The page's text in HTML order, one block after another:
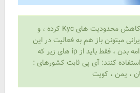
صرافی Mexc اقدام به کاهش محدودیت های Kyc کرده ، و
میتونن باز هم به فعالیت در این
صرافی بزرگ و معتبر ادامه بدن ، فقط باید از ip های زیر که
استفاده کنند: آی پی ثابت کشورهای :
، یمن ، کویت